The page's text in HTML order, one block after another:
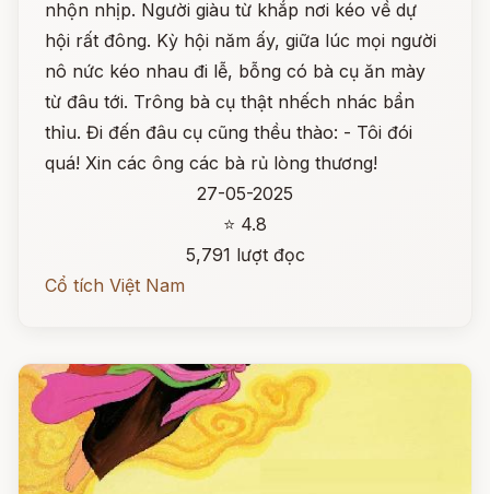
nhộn nhịp. Người giàu từ khắp nơi kéo về dự
hội rất đông. Kỳ hội năm ấy, giữa lúc mọi người
nô nức kéo nhau đi lễ, bỗng có bà cụ ăn mày
từ đâu tới. Trông bà cụ thật nhếch nhác bẩn
thỉu. Đi đến đâu cụ cũng thều thào: - Tôi đói
quá! Xin các ông các bà rủ lòng thương!
27-05-2025
⭐ 4.8
5,791 lượt đọc
Cổ tích Việt Nam